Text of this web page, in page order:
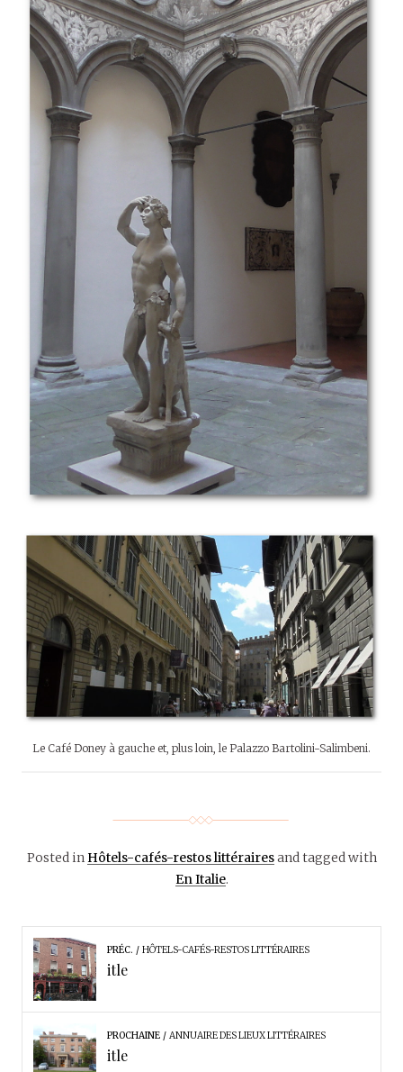
Le Café Doney à gauche et, plus loin, le Palazzo Bartolini-Salimbeni.
Posted in Hôtels-cafés-restos littérairesand tagged with
En Italie.
PRÉC. HÔTELS-CAFÉS-RESTOS LITTÉRAIRES
itle
PROCHAINE ANNUAIRE DES LIEUX LITTÉRAIRES
itle